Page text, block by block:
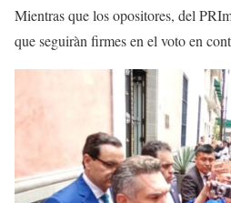
Mientras que los opositores, del
que seguiràn firmes en el voto en